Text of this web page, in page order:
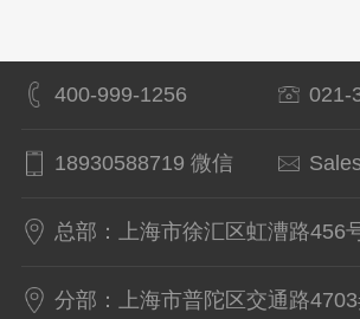
400-999-1256 021-
18930588719 微信
总部：上海市徐汇区虹漕路456
分部：上海市普陀区交通路